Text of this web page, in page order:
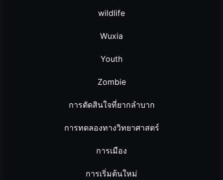
wildlife
Wuxia
Youth
Zombie
การตัดสินใจที่ยากลำบาก
การทดลองทางวิทยาศาสตร์
การเมือง
การเริ่มต้นใหม่